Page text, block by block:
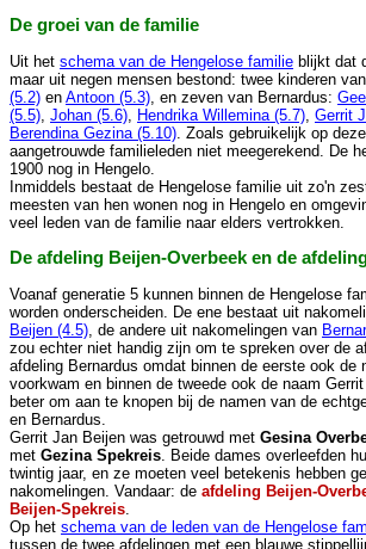
De groei van de familie
Uit het schema van de Hengelose familie blijkt dat
maar uit negen mensen bestond: twee kinderen
(5.2) en Antoon (5.3) , en zeven van Bernardus:
(5.5) Johan (5.6) Hendrika Willemina (5.7) Gerrit
Berendina Gezina (5.10) . Zoals gebruikelijk op
aangetrouwde familieleden niet meegerekend. De
1900 nog in Hengelo.
Inmiddels bestaat de Hengelose familie uit zo'n
meesten van hen wonen nog in Hengelo en
veel leden van de familie naar elders vertrokken.
De afdeling Beijen-Overbeek en de
Voanaf generatie 5 kunnen binnen de Hengelose
worden onderscheiden. De ene bestaat uit
Beijen (4.5) , de andere uit nakomelingen van
zou echter niet handig zijn om te spreken over de
afdeling Bernardus omdat binnen de eerste ook de
voorkwam en binnen de tweede ook de naam
beter om aan te knopen bij de namen van de
en Bernardus.
Gerrit Jan Beijen was getrouwd met Gesina
met Gezina Spekreis . Beide dames overleefden
twintig jaar, en ze moeten veel betekenis hebben
nakomelingen. Vandaar: de afdeling Beijen-
Beijen-Spekreis
Op het schema van de leden van de Hengelose
tussen de twee afdelingen met een blauwe